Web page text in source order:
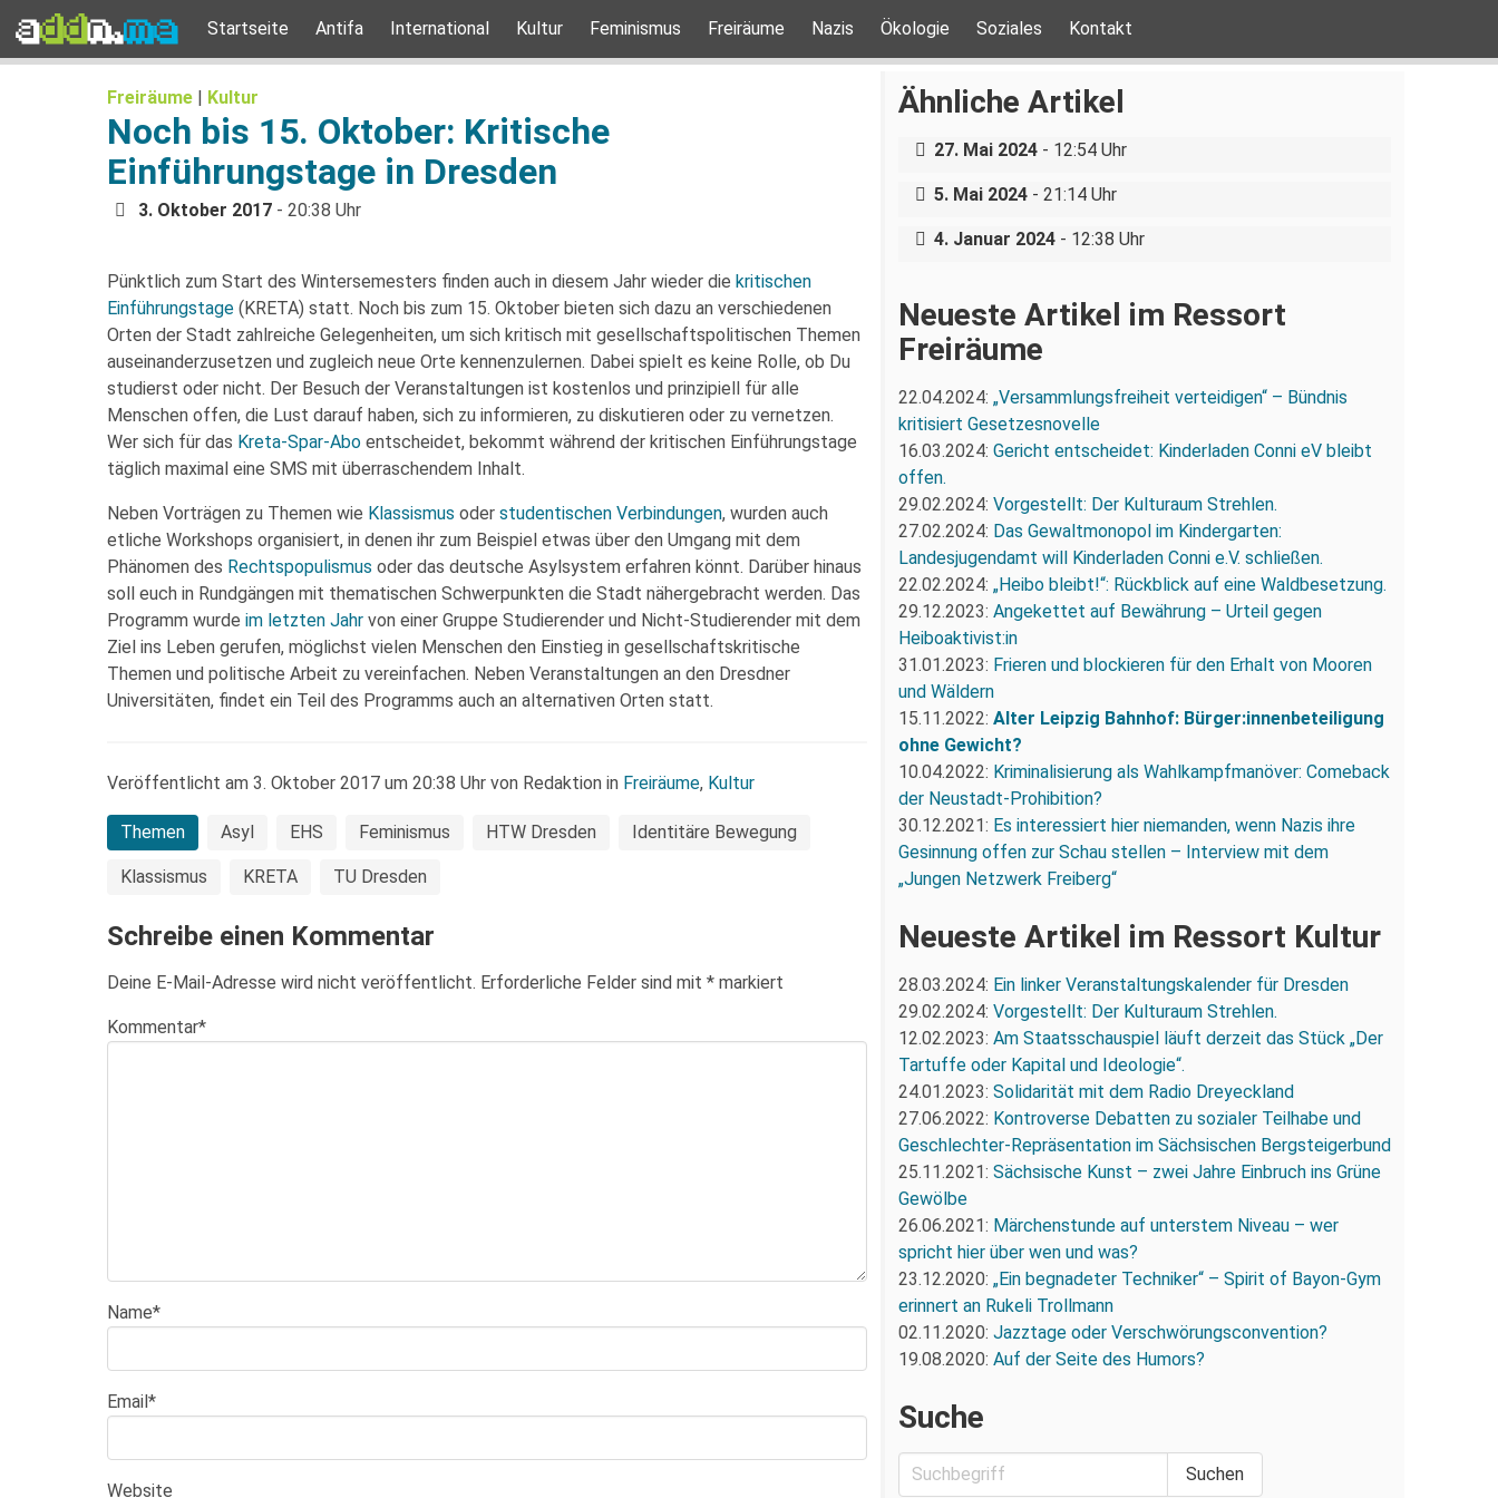
Startseite Antifa International Kultur Feminismus Freiräume Nazis Ökologie Soziales Kontakt
Freiräume | Kultur
Noch bis 15. Oktober: Kritische
Einführungstage in Dresden
3. Oktober 2017 - 20:38 Uhr
Pünktlich zum Start des Wintersemesters finden auch in diesem Jahr wieder die kritischen
Einführungstage (KRETA) statt. Noch bis zum 15. Oktober bieten sich dazu an verschiedenen
Orten der Stadt zahlreiche Gelegenheiten, um sich kritisch mit gesellschaftspolitischen Themen
auseinanderzusetzen und zugleich neue Orte kennenzulernen. Dabei spielt es keine Rolle, ob Du
studierst oder nicht. Der Besuch der Veranstaltungen ist kostenlos und prinzipiell für alle
Menschen offen, die Lust darauf haben, sich zu informieren, zu diskutieren oder zu vernetzen.
Wer sich für das Kreta-Spar-Abo entscheidet, bekommt während der kritischen Einführungstage
täglich maximal eine SMS mit überraschendem Inhalt.
Neben Vorträgen zu Themen wie Klassismus oder studentischen Verbindungen, wurden auch
etliche Workshops organisiert, in denen ihr zum Beispiel etwas über den Umgang mit dem
Phänomen des Rechtspopulismus oder das deutsche Asylsystem erfahren könnt. Darüber hinaus
soll euch in Rundgängen mit thematischen Schwerpunkten die Stadt nähergebracht werden. Das
Programm wurde im letzten Jahr von einer Gruppe Studierender und Nicht-Studierender mit dem
Ziel ins Leben gerufen, möglichst vielen Menschen den Einstieg in gesellschaftskritische
Themen und politische Arbeit zu vereinfachen. Neben Veranstaltungen an den Dresdner
Universitäten, findet ein Teil des Programms auch an alternativen Orten statt.
Veröffentlicht am 3. Oktober 2017 um 20:38 Uhr von Redaktion in Freiräume, Kultur
Themen Asyl EHS Feminismus HTW Dresden Identitäre Bewegung
Klassismus KRETA TU Dresden
Schreibe einen Kommentar
Deine E-Mail-Adresse wird nicht veröffentlicht. Erforderliche Felder sind mit * markiert
Kommentar*
Name*
Email*
Website
Ähnliche Artikel
Walk of Care 2024: Gesundheit statt
Profite
27. Mai 2024- 12:54 Uhr
Walpurgisnacht in Dresden: Gegen
Rammstein, für queeren Feminismus
5. Mai 2024- 21:14 Uhr
Status Quo: „Die positive Entwicklung
der letzten Jahre ist – es gibt uns
jetzt!“
4. Januar 2024- 12:38 Uhr
Neueste Artikel im Ressort
Freiräume
22.04.2024: „Versammlungsfreiheit verteidigen“ – Bündnis
kritisiert Gesetzesnovelle
16.03.2024: Gericht entscheidet: Kinderladen Conni eV bleibt
offen.
29.02.2024: Vorgestellt: Der Kulturaum Strehlen.
27.02.2024: Das Gewaltmonopol im Kindergarten:
Landesjugendamt will Kinderladen Conni e.V. schließen.
22.02.2024: „Heibo bleibt!“: Rückblick auf eine Waldbesetzung.
29.12.2023: Angekettet auf Bewährung – Urteil gegen
Heiboaktivist:in
31.01.2023: Frieren und blockieren für den Erhalt von Mooren
und Wäldern
15.11.2022: Alter Leipzig Bahnhof: Bürger:innenbeteiligung
ohne Gewicht?
10.04.2022: Kriminalisierung als Wahlkampfmanöver: Comeback
der Neustadt-Prohibition?
30.12.2021: Es interessiert hier niemanden, wenn Nazis ihre
Gesinnung offen zur Schau stellen – Interview mit dem
„Jungen Netzwerk Freiberg“
Neueste Artikel im Ressort Kultur
28.03.2024: Ein linker Veranstaltungskalender für Dresden
29.02.2024: Vorgestellt: Der Kulturaum Strehlen.
12.02.2023: Am Staatsschauspiel läuft derzeit das Stück „Der
Tartuffe oder Kapital und Ideologie“.
24.01.2023: Solidarität mit dem Radio Dreyeckland
27.06.2022: Kontroverse Debatten zu sozialer Teilhabe und
Geschlechter-Repräsentation im Sächsischen Bergsteigerbund
25.11.2021: Sächsische Kunst – zwei Jahre Einbruch ins Grüne
Gewölbe
26.06.2021: Märchenstunde auf unterstem Niveau – wer
spricht hier über wen und was?
23.12.2020: „Ein begnadeter Techniker“ – Spirit of Bayon-Gym
erinnert an Rukeli Trollmann
02.11.2020: Jazztage oder Verschwörungsconvention?
19.08.2020: Auf der Seite des Humors?
Suche